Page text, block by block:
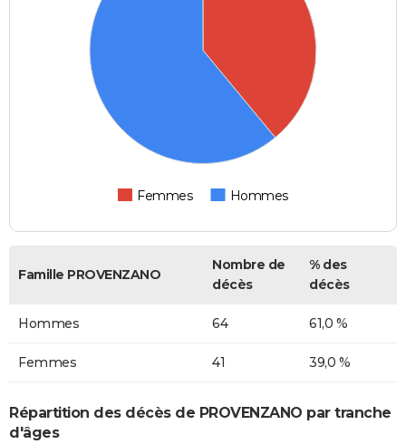
Femmes Hommes
Famille PROVENZANO
Nombre de
décès
% des
décès
Hommes 64 61,0 %
Femmes 41 39,0 %
Répartition des décès de PROVENZANO par tranche
d'âges